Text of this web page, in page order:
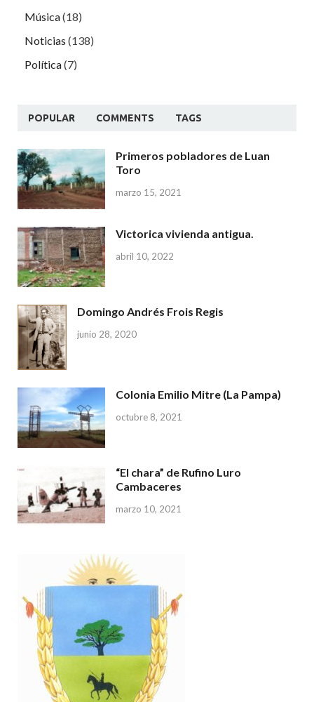
Música(18)
Noticias (138)
Política(7)
POPULAR COMMENTS TAGS
Primeros pobladores de Luan
Toro
marzo 15, 2021
Victorica vivienda antigua.
abril 10, 2022
Domingo Andrés Frois Regis
junio 28, 2020
Colonia Emilio Mitre (La Pampa)
octubre 8, 2021
“El chara” de Rufino Luro
Cambaceres
marzo 10, 2021